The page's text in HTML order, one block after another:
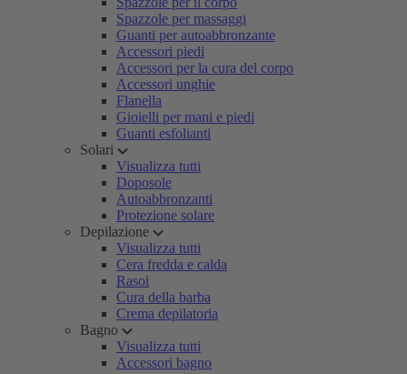
Spazzole per massaggi
Guanti per autoabbronzante
Accessori piedi
Accessori per la cura del corpo
Accessori unghie
Flanella
Gioielli per mani e piedi
Guanti esfolianti
Solari
Visualizza tutti
Doposole
Autoabbronzanti
Protezione solare
Depilazione
Visualizza tutti
Cera fredda e calda
Rasoi
Cura della barba
Crema depilatoria
Bagno
Visualizza tutti
Accessori bagno